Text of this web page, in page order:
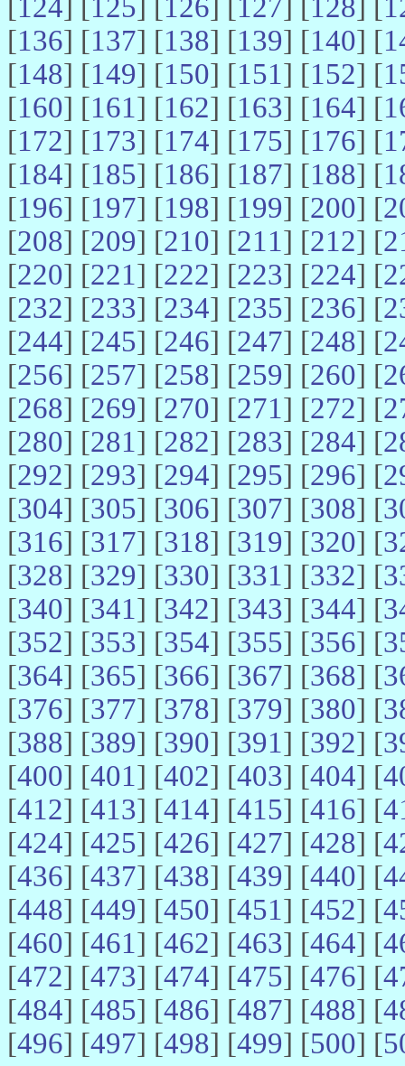
[124] [125] [126] [127] [128] [
[136] [137] [138] [139] [140] [
[148] [149] [150] [151] [152] [
[160] [161] [162] [163] [164] [
[172] [173] [174] [175] [176] [
[184] [185] [186] [187] [188] [
[196] [197] [198] [199] [200] [
[208] [209] [210] [211] [212] [
[220] [221] [222] [223] [224] [
[232] [233] [234] [235] [236] [
[244] [245] [246] [247] [248] [
[256] [257] [258] [259] [260] [
[268] [269] [270] [271] [272] [
[280] [281] [282] [283] [284] [
[292] [293] [294] [295] [296] [
[304] [305] [306] [307] [308] [
[316] [317] [318] [319] [320] [
[328] [329] [330] [331] [332] [
[340] [341] [342] [343] [344] [
[352] [353] [354] [355] [356] [
[364] [365] [366] [367] [368] [
[376] [377] [378] [379] [380] [
[388] [389] [390] [391] [392] [
[400] [401] [402] [403] [404] [
[412] [413] [414] [415] [416] [
[424] [425] [426] [427] [428] [
[436] [437] [438] [439] [440] [
[448] [449] [450] [451] [452] [
[460] [461] [462] [463] [464] [
[472] [473] [474] [475] [476] [
[484] [485] [486] [487] [488] [
[496] [497] [498] [499] [500] [